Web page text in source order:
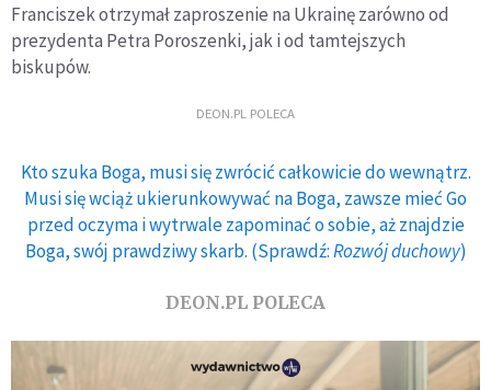
Franciszek otrzymał zaproszenie na Ukrainę zarówno od
prezydenta Petra Poroszenki, jak i od tamtejszych
biskupów.
DEON.PL POLECA
Kto szuka Boga, musi się zwrócić całkowicie do wewnątrz.
Musi się wciąż ukierunkowywać na Boga, zawsze mieć Go
przed oczyma i wytrwale zapominać o sobie, aż znajdzie
Boga, swój prawdziwy skarb. (Sprawdź:Rozwój duchowy)
DEON.PL POLECA